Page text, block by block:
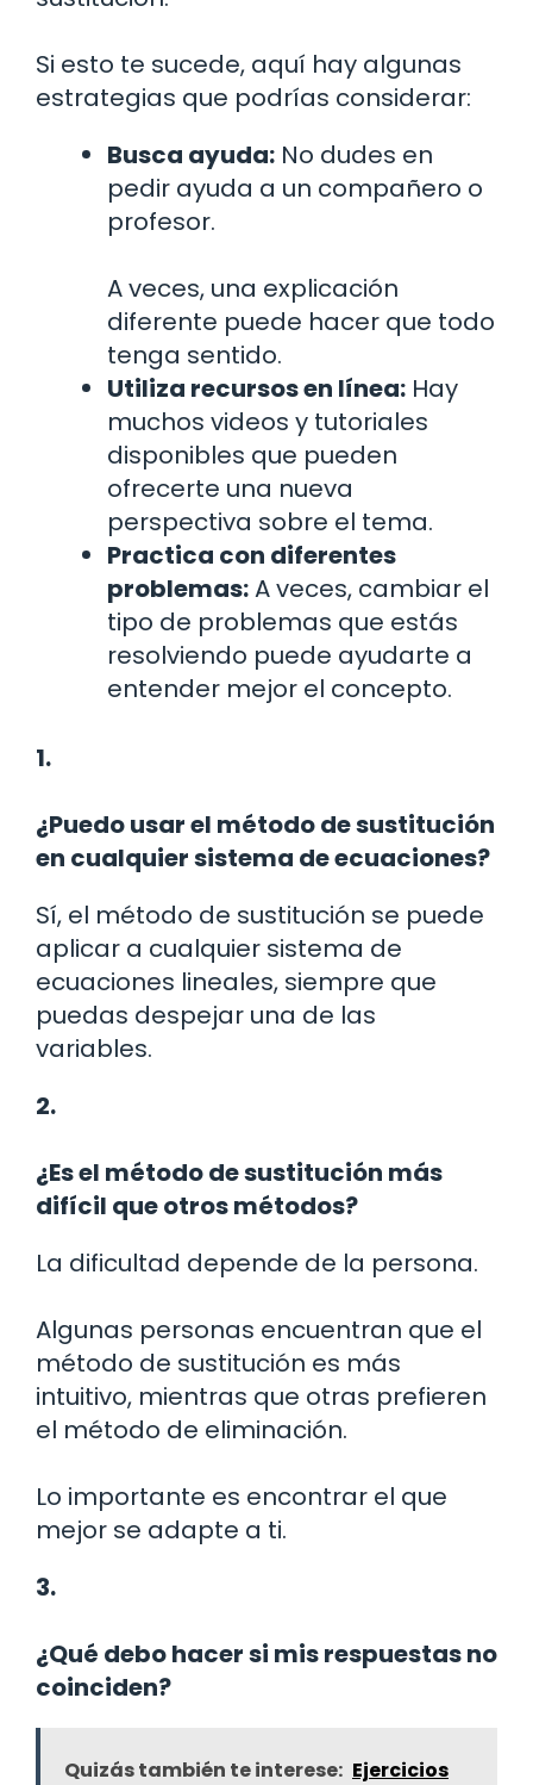
Si esto te sucede, aquí hay algunas
estrategias que podrías considerar:
Busca ayuda: No dudes en
pedir ayuda a un compañero o
profesor.
A veces, una explicación
diferente puede hacer que todo
tenga sentido.
Utiliza recursos en línea: Hay
muchos videos y tutoriales
disponibles que pueden
ofrecerte una nueva
perspectiva sobre el tema.
Practica con diferentes
problemas:A veces, cambiar el
tipo de problemas que estás
resolviendo puede ayudarte a
entender mejor el concepto.
1.
¿Puedo usar el método de sustitución
en cualquier sistema de ecuaciones?
Sí, el método de sustitución se puede
aplicar a cualquier sistema de
ecuaciones lineales, siempre que
puedas despejar una de las
variables.
2.
¿Es el método de sustitución más
difícil que otros métodos?
La dificultad depende de la persona.
Algunas personas encuentran que el
método de sustitución es más
intuitivo, mientras que otras prefieren
el método de eliminación.
Lo importante es encontrar el que
mejor se adapte a ti.
3.
¿Qué debo hacer si mis respuestas no
coinciden?
Quizás también te interese: Ejercicios